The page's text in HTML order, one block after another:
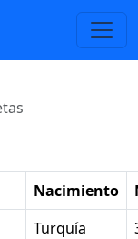
Nacimiento
Turquía